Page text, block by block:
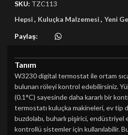
SKU: TZC113
Hepsi , Kuluçka Malzemesi , Yeni
Paylaş:
Tanım
W3230 digital termostat ile ortam
bulunan röleyi kontrol edebilirsiniz.
(0.1°C) sayesinde daha kararlı bir
termostatı kuluçka makineleri, ev tip
buzdolabı, buharlı pişirici, endüstriyel
kontrollü sistemler için kullanılabilir.